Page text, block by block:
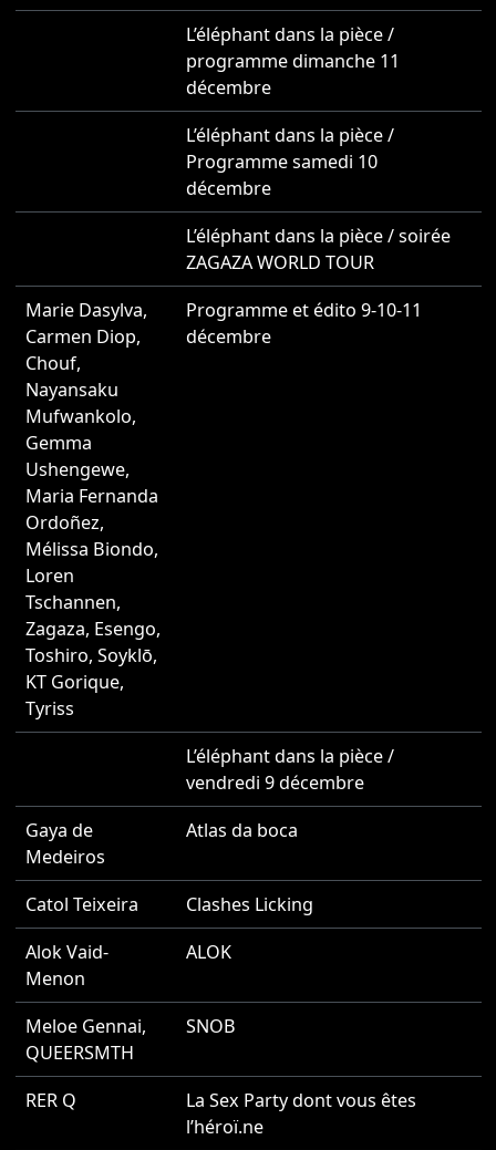
L’éléphant dans la pièce /
programme dimanche 11
décembre
L’éléphant dans la pièce /
Programme samedi 10
décembre
L’éléphant dans la pièce / soirée
ZAGAZA WORLD TOUR
Marie Dasylva,
Carmen Diop,
Chouf,
Nayansaku
Mufwankolo,
Gemma
Ushengewe,
Maria Fernanda
Ordoñez,
Mélissa Biondo,
Loren
Tschannen,
Zagaza, Esengo,
Toshiro, Soyklō,
KT Gorique,
Tyriss
Programme et édito 9-10-11
décembre
L’éléphant dans la pièce /
vendredi 9 décembre
Gaya de
Medeiros
Atlas da boca
Catol Teixeira Clashes Licking
Alok Vaid-
Menon
ALOK
Meloe Gennai,
QUEERSMTH
SNOB
RER Q
La Sex Party dont vous êtes
l’héroï.ne